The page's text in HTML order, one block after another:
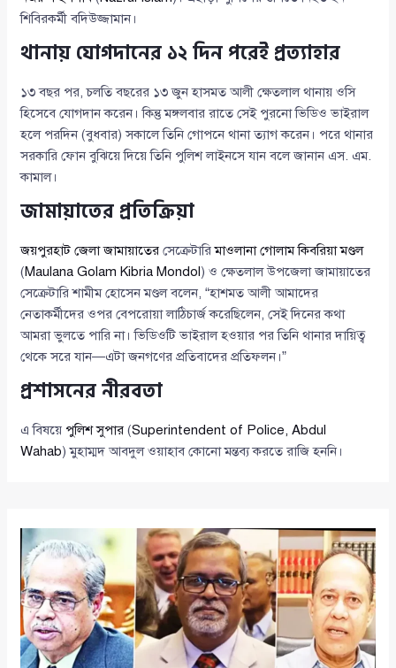
শিবিরকর্মী বদিউজ্জামান।
থানায় যোগদানের ১২ দিন পরেই প্রত্যাহার
১৩ বছর পর, চলতি বছরের ১৩ জুন হাসমত আলী ক্ষেতলাল থানায় ওসি
হিসেবে যোগদান করেন। কিন্তু মঙ্গলবার রাতে সেই পুরনো ভিডিও ভাইরাল
হলে পরদিন (বুধবার) সকালে তিনি গোপনে থানা ত্যাগ করেন। পরে থানার
সরকারি ফোন বুঝিয়ে দিয়ে তিনি পুলিশ লাইনসে যান বলে জানান এস. এম.
কামাল।
জামায়াতের প্রতিক্রিয়া
জয়পুরহাট জেলা জামায়াতের সেক্রেটারিমাওলানা গোলাম কিবরিয়া মণ্ডল
(Maulana Golam Kibria Mondol ) ও ক্ষেতলাল উপজেলা জামায়াতের
সেক্রেটারি শামীম হোসেন মণ্ডল বলেন, “হাশমত আলী আমাদের
নেতাকর্মীদের ওপর বেপরোয়া লাঠিচার্জ করেছিলেন, সেই দিনের কথা
আমরা ভুলতে পারি না। ভিডিওটি ভাইরাল হওয়ার পর তিনি থানার দায়িত্ব
থেকে সরে যান—এটা জনগণের প্রতিবাদের প্রতিফলন।”
প্রশাসনের নীরবতা
এ বিষয়ে পুলিশ সুপার (Superintendent of Police, Abdul
Wahab) মুহাম্মদ আবদুল ওয়াহাব কোনো মন্তব্য করতে রাজি হননি।